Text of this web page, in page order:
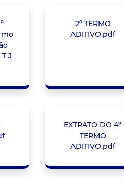
J
2º TERMO
ADITIVO.pdf
EXTRATO DO 4º
TERMO
ADITIVO.pdf